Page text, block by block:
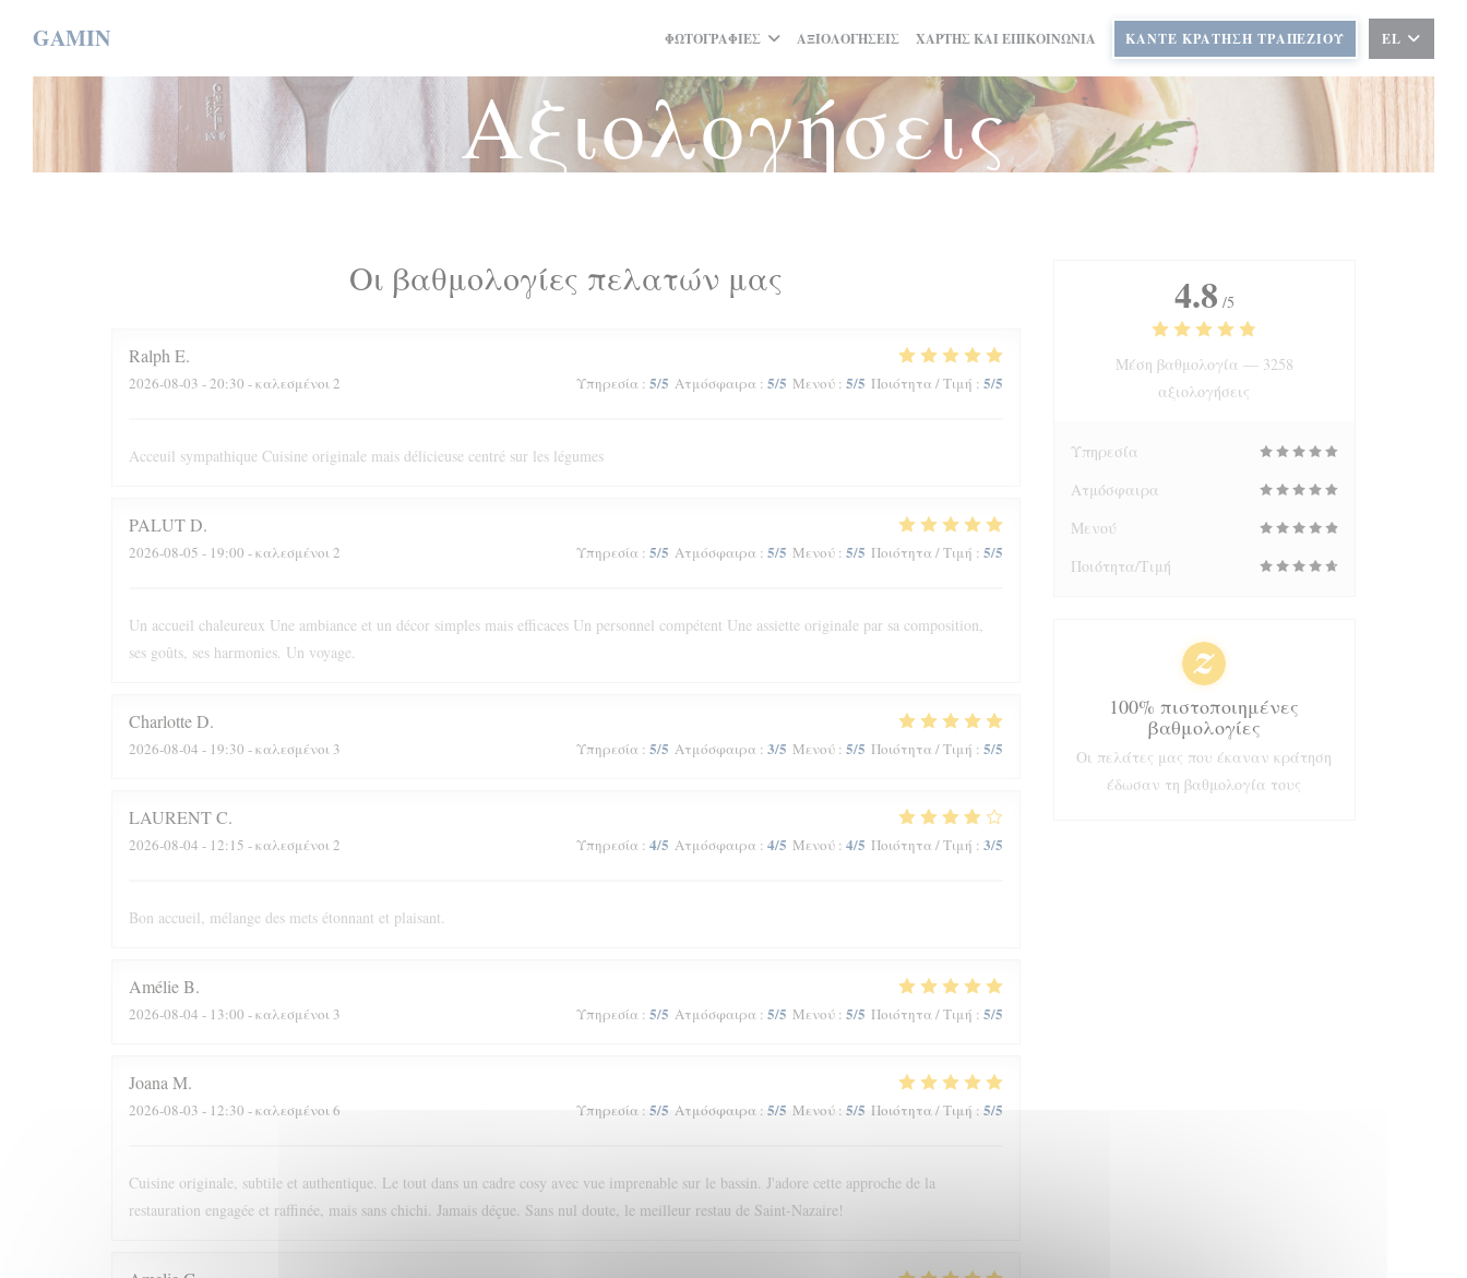
GAMIN ΦΩΤΟΓΡΑΦΊΕΣ ΑΞΙΟΛΟΓΉΣΕΙΣ ΧΆΡΤΗΣ ΚΑΙ ΕΠΙΚΟΙΝΩΝΊΑ ΚΆΝΤΕ ΚΡΆΤΗΣΗ ΤΡΑΠΕΖΙΟΎ EL
Αξιολογήσεις
Οι βαθμολογίες πελατών μας
Ralph E
2026-08-03 - 20:30 - καλεσμένοι 2 Υπηρεσία : 5/5 Ατμόσφαιρα : 5/5 Μενού: 5/5 Ποιότητα / Τιμή : 5/5
Acceuil sympathique Cuisine originale mais délicieuse centré sur les légumes
PALUTD
2026-08-05 - 19:00 - καλεσμένοι 2 Υπηρεσία : 5/5 Ατμόσφαιρα : 5/5 Μενού: 5/5 Ποιότητα / Τιμή : 5/5
Un accueil chaleureux Une ambiance et un décor simples mais efficaces Un personnel compétent Une assiette originale par sa composition,
ses goûts, ses harmonies. Un voyage.
CharlotteD
2026-08-04 - 19:30 - καλεσμένοι 3 Υπηρεσία : 5/5 Ατμόσφαιρα : 3/5 Μενού: 5/5 Ποιότητα / Τιμή : 5/5
LAURENTC
2026-08-04 - 12:15 - καλεσμένοι 2 Υπηρεσία : 4/5 Ατμόσφαιρα : 4/5 Μενού: 4/5 Ποιότητα / Τιμή : 3/5
Bon accueil, mélange des mets étonnant et plaisant.
AmélieB
2026-08-04 - 13:00 - καλεσμένοι 3 Υπηρεσία : 5/5 Ατμόσφαιρα : 5/5 Μενού: 5/5 Ποιότητα / Τιμή : 5/5
Joana M
2026-08-03 - 12:30 - καλεσμένοι 6 Υπηρεσία: 5/5 Ατμόσφαιρα: 5/5 Μενού: 5/5 Ποιότητα / Τιμή : 5/5
Cuisine originale, subtile et authentique. Le tout dans un cadre cosy avec vue imprenable sur le bassin. J'adore cette approche de la
restauration engagée et raffinée, mais sans chichi. Jamais déçue. Sans nul doute, le meilleur restau de Saint-Nazaire!
4.8 /5
Μέση βαθμολογία — 3258
αξιολογήσεις
Υπηρεσία
Ατμόσφαιρα
Μενού
Ποιότητα/Τιμή
100% πιστοποιημένες
βαθμολογίες
Οι πελάτες μας που έκαναν κράτηση
έδωσαν τη βαθμολογία τους